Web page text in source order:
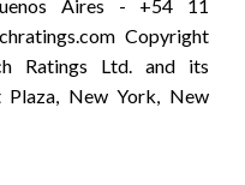
Aires - +54 11
Copyright
Ratings Ltd. and its
Plaza, New York, New